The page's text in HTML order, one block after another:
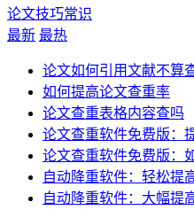
论文技巧常识
最新 最热
论文如何引用文献不算
如何提高论文查重率
论文查重表格内容查吗
论文查重软件免费版：
论文查重软件免费版：
自动降重软件：轻松提
自动降重软件：大幅提